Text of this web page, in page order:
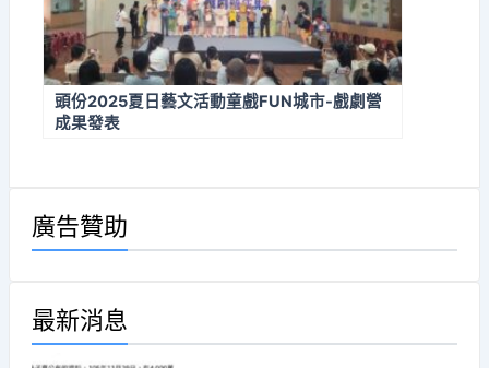
頭份2025夏日藝文活動童戲FUN城市-戲劇營
成果發表
廣告贊助
最新消息